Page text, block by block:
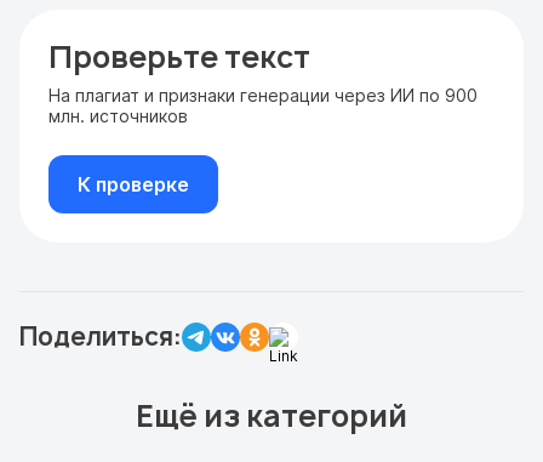
Проверьте текст
На плагиат и признаки генерации через ИИ по 900
млн. источников
К проверке
Поделиться:
Ещё из категорий